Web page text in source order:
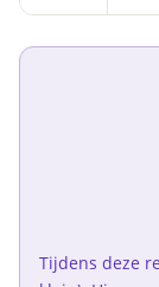
Tijdens deze